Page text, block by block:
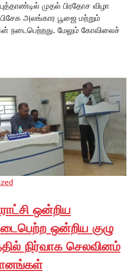
முதல் பிரதோச விழா
அலங்கார பூஜை மற்றும்
நடைபெற்றது. மேலும் கோவிலைச்
ஒன்றிய
ஒன்றிய குழு
நிர்வாக செலவினம்